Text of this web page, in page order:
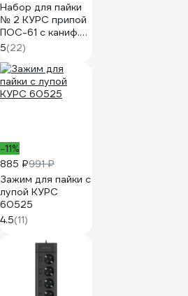
Набор для пайки
№ 2 КУРС припой
ПОС-61 с каниф.
10гр.; каниф.сосн.
20гр.; кислота
паял. 30мл; флюс
СКФ 30мл 60622
5(22)
-11%
885 ₽991 ₽
Зажим для пайки с
лупой КУРС
60525
4.5(11)